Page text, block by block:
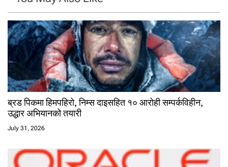
ब्रड पिकमा हिमपहिरो, निम्स दाइसहित १० आरोही सम्पर्कविहीन,
उद्धार अभियानको तयारी
July 31, 2026